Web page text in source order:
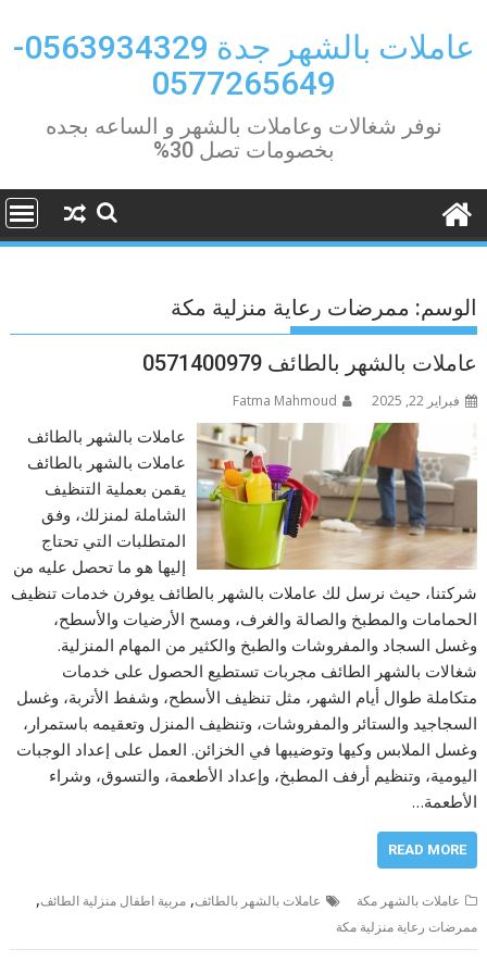
content
عاملات بالشهر جدة 0563934329-
0577265649
نوفر شغالات وعاملات بالشهر و الساعه بجده
بخصومات تصل 30%
الوسم: ممرضات رعاية منزلية مكة
عاملات بالشهر بالطائف 0571400979
فبراير 22, 2025 Fatma Mahmoud
عاملات بالشهر بالطائف
عاملات بالشهر بالطائف
يقمن بعملية التنظيف
الشاملة لمنزلك، وفق
المتطلبات التي تحتاج
إليها هو ما تحصل عليه من
شركتنا، حيث نرسل لك عاملات بالشهر بالطائف يوفرن خدمات تنظيف
الحمامات والمطبخ والصالة والغرف، ومسح الأرضيات والأسطح،
وغسل السجاد والمفروشات والطبخ والكثير من المهام المنزلية.
شغالات بالشهر الطائف مجربات تستطيع الحصول على خدمات
متكاملة طوال أيام الشهر، مثل تنظيف الأسطح، وشفط الأتربة، وغسل
السجاجيد والستائر والمفروشات، وتنظيف المنزل وتعقيمه باستمرار،
وغسل الملابس وكيها وتوضيبها في الخزائن. العمل على إعداد الوجبات
اليومية، وتنظيم أرفف المطبخ، وإعداد الأطعمة، والتسوق، وشراء
الأطعمة…
READ MORE
عاملات بالشهر مكة عاملات بالشهر بالطائف,مربية اطفال منزلية الطائف,
ممرضات رعاية منزلية مكة